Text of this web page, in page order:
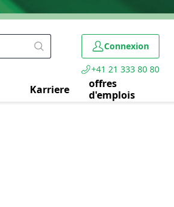
Connexion
+41 21 333 80 80
Karriere
offres
d'emplois